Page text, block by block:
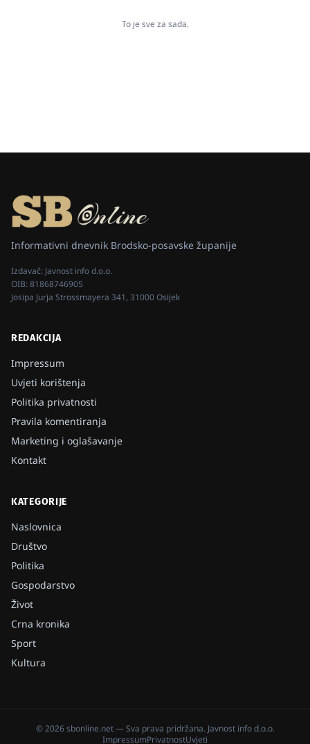
To je sve za sada.
Informativni dnevnik Brodsko-posavske županije
Izdavač: Javnost info d.o.o.
OIB:81868746905
Josipa Jurja Strossmayera 341, 31000 Osijek
REDAKCIJA
Impressum
Uvjeti korištenja
Politika privatnosti
Pravila komentiranja
Marketing i oglašavanje
Kontakt
KATEGORIJE
Naslovnica
Društvo
Politika
Gospodarstvo
Život
Crna kronika
Sport
Kultura
©2026 sbonline.net— Sva prava pridržana. Javnost info d.o.o.
ImpressumPrivatnostUvjeti